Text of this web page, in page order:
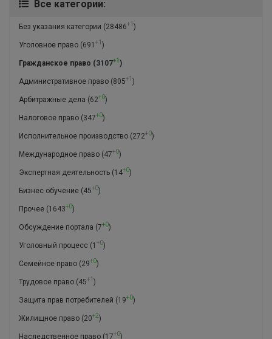
Все категории:
Без указания категории (28486+1 )
Уголовное право (691 +1 )
Гражданское право (3107+1 )
Административное право (805+1 )
Арбитражные дела (62+0)
Налоговое право (347+0)
Исполнительное производство (272+0)
Международное право (47+0)
Экспертная деятельность (14+0)
Бизнес обучение (45+0)
Прочее (1643+0)
Обсуждение портала (7+0)
Уголовный процесс (1 +0)
Семейное право (29+0)
Трудовое право (45+1 )
Защита прав потребителей (19+0)
Жилищное право (20+2)
Наследственное право (17+0)